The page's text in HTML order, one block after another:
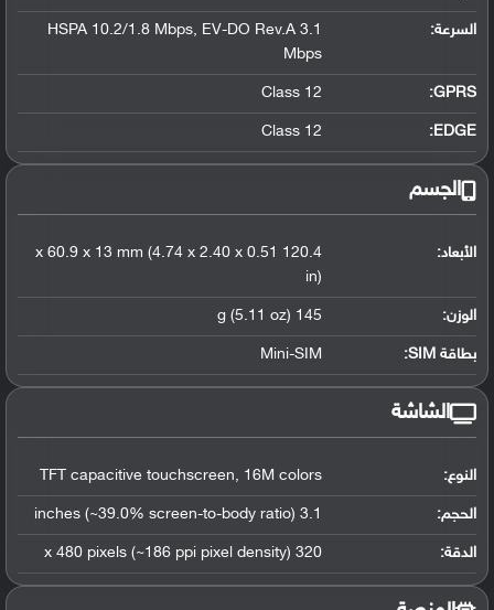
السرعة:
HSPA 10.2/1.8 Mbps, EV-DO Rev.A 3.1
Mbps
GPRS:
Class 12
EDGE:
Class 12
الجسم
الأبعاد:
120.4 x 60.9 x 13 mm (4.74 x 2.40 x 0.51
in)
الوزن: 145 g (5.11 oz)
بطاقة SIM: Mini-SIM
الشاشة
النوع: TFT capacitive touchscreen, 16M colors
الحجم: 3.1 inches (~39.0% screen-to-body ratio)
الدقة: 320 x 480 pixels (~186 ppi pixel density)